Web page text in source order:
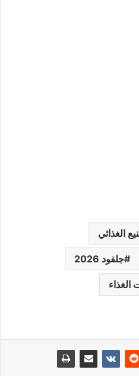
الغذائي
جلفود 2026
الغذاء